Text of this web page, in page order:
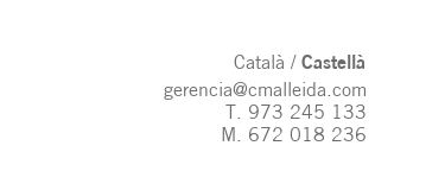
Català
Castellà
gerencia@cmalleida.com
T. 973 245 133
M. 672 018 236